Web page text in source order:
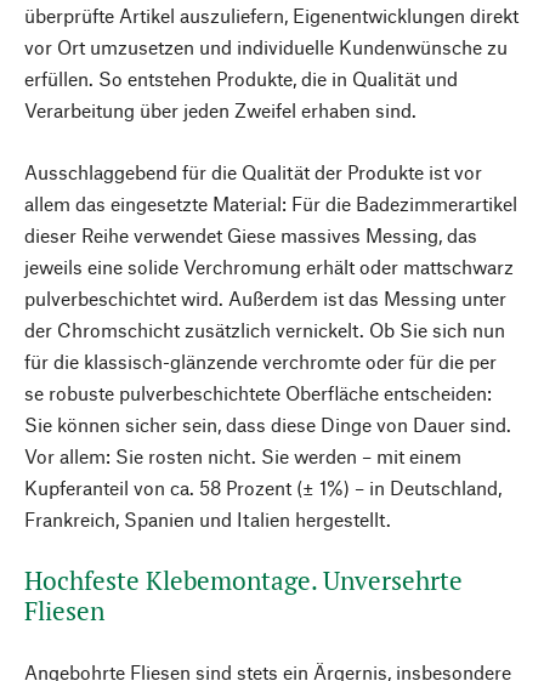
überprüfte Artikel auszuliefern, Eigenentwicklungen direkt
vor Ort umzusetzen und individuelle Kundenwünsche zu
erfüllen. So entstehen Produkte, die in Qualität und
Verarbeitung über jeden Zweifel erhaben sind.
Ausschlaggebend für die Qualität der Produkte ist vor
allem das eingesetzte Material: Für die Badezimmerartikel
dieser Reihe verwendet Giese massives Messing, das
jeweils eine solide Verchromung erhält oder mattschwarz
pulverbeschichtet wird. Außerdem ist das Messing unter
der Chromschicht zusätzlich vernickelt. Ob Sie sich nun
für die klassisch-glänzende verchromte oder für die per
se robuste pulverbeschichtete Oberfläche entscheiden:
Sie können sicher sein, dass diese Dinge von Dauer sind.
Vor allem: Sie rosten nicht. Sie werden – mit einem
Kupferanteil von ca. 58 Prozent (± 1%) – in Deutschland,
Frankreich, Spanien und Italien hergestellt.
Hochfeste Klebemontage. Unversehrte
Fliesen
Angebohrte Fliesen sind stets ein Ärgernis, insbesondere